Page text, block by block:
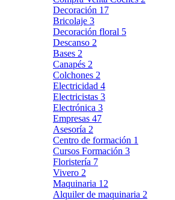
Decoración 17
Bricolaje 3
Decoración floral 5
Descanso 2
Bases 2
Canapés 2
Colchones 2
Electricidad 4
Electricistas 3
Electrónica 3
Empresas 47
Asesoría 2
Centro de formación 1
Cursos Formación 3
Floristería 7
Vivero 2
Maquinaria 12
Alquiler de maquinaria 2